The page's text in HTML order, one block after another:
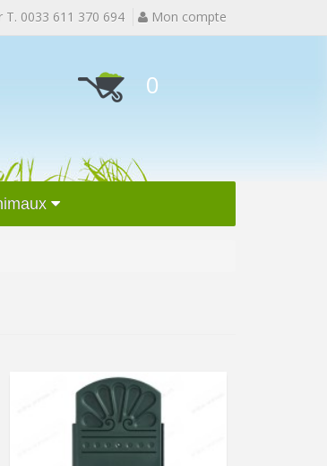
0033 611 370 694 Mon compte
0